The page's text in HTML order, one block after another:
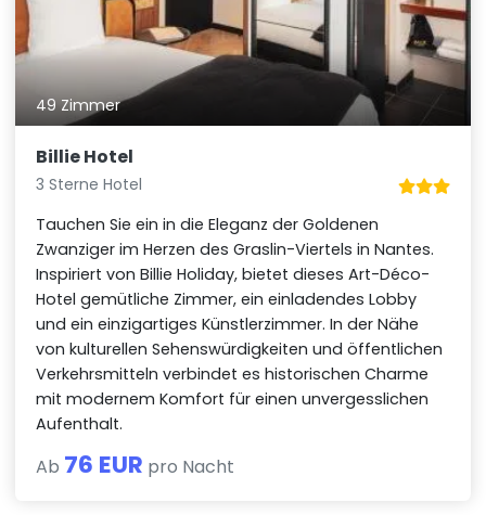
49 Zimmer
Billie Hotel
3 Sterne Hotel
Tauchen Sie ein in die Eleganz der Goldenen
Zwanziger im Herzen des Graslin-Viertels in Nantes.
Inspiriert von Billie Holiday, bietet dieses Art-Déco-
Hotel gemütliche Zimmer, ein einladendes Lobby
und ein einzigartiges Künstlerzimmer. In der Nähe
von kulturellen Sehenswürdigkeiten und öffentlichen
Verkehrsmitteln verbindet es historischen Charme
mit modernem Komfort für einen unvergesslichen
Aufenthalt.
Ab 76 EUR pro Nacht